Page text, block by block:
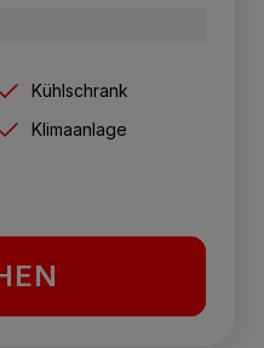
Kühlschrank
Klimaanlage